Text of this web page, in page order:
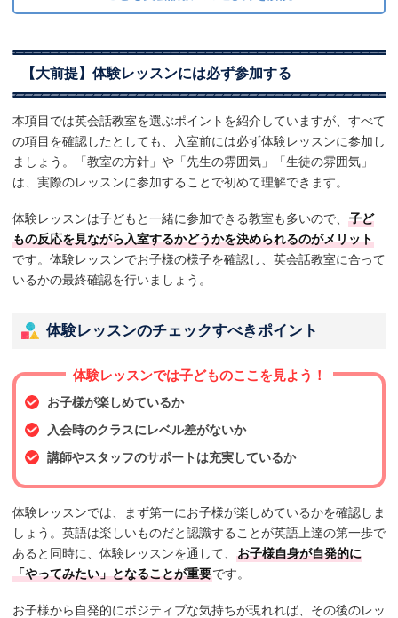
【大前提】体験レッスンには必ず参加する
本項目では英会話教室を選ぶポイントを紹介していますが、すべて
の項目を確認したとしても、入室前には必ず体験レッスンに参加し
ましょう。「教室の方針」や「先生の雰囲気」「生徒の雰囲気」
は、実際のレッスンに参加することで初めて理解できます。
体験レッスンは子どもと一緒に参加できる教室も多いので、 子ど
もの反応を見ながら入室するかどうかを決められるのがメリット
です。体験レッスンでお子様の様子を確認し、英会話教室に合って
いるかの最終確認を行いましょう。
体験レッスンのチェックすべきポイント
体験レッスンでは子どものここを見よう！
お子様が楽しめているか
入会時のクラスにレベル差がないか
講師やスタッフのサポートは充実しているか
体験レッスンでは、まず第一にお子様が楽しめているかを確認しま
しょう。英語は楽しいものだと認識することが英語上達の第一歩で
あると同時に、体験レッスンを通して、 お子様自身が自発的に
「やってみたい」となることが重要です。
お子様から自発的にポジティブな気持ちが現れれば、その後のレッ